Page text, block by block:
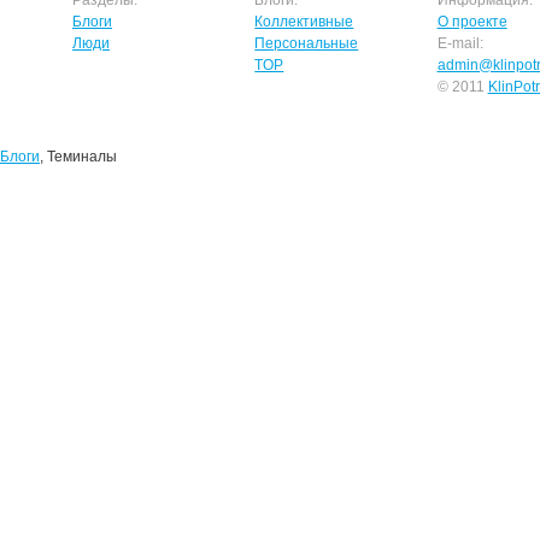
Блоги
Люди
Коллективные
Персональные
TOP
О проекте
E-mail:
© 2011
Блоги, Теминалы